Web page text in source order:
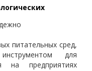
питательных сред,
для
на предприятиях